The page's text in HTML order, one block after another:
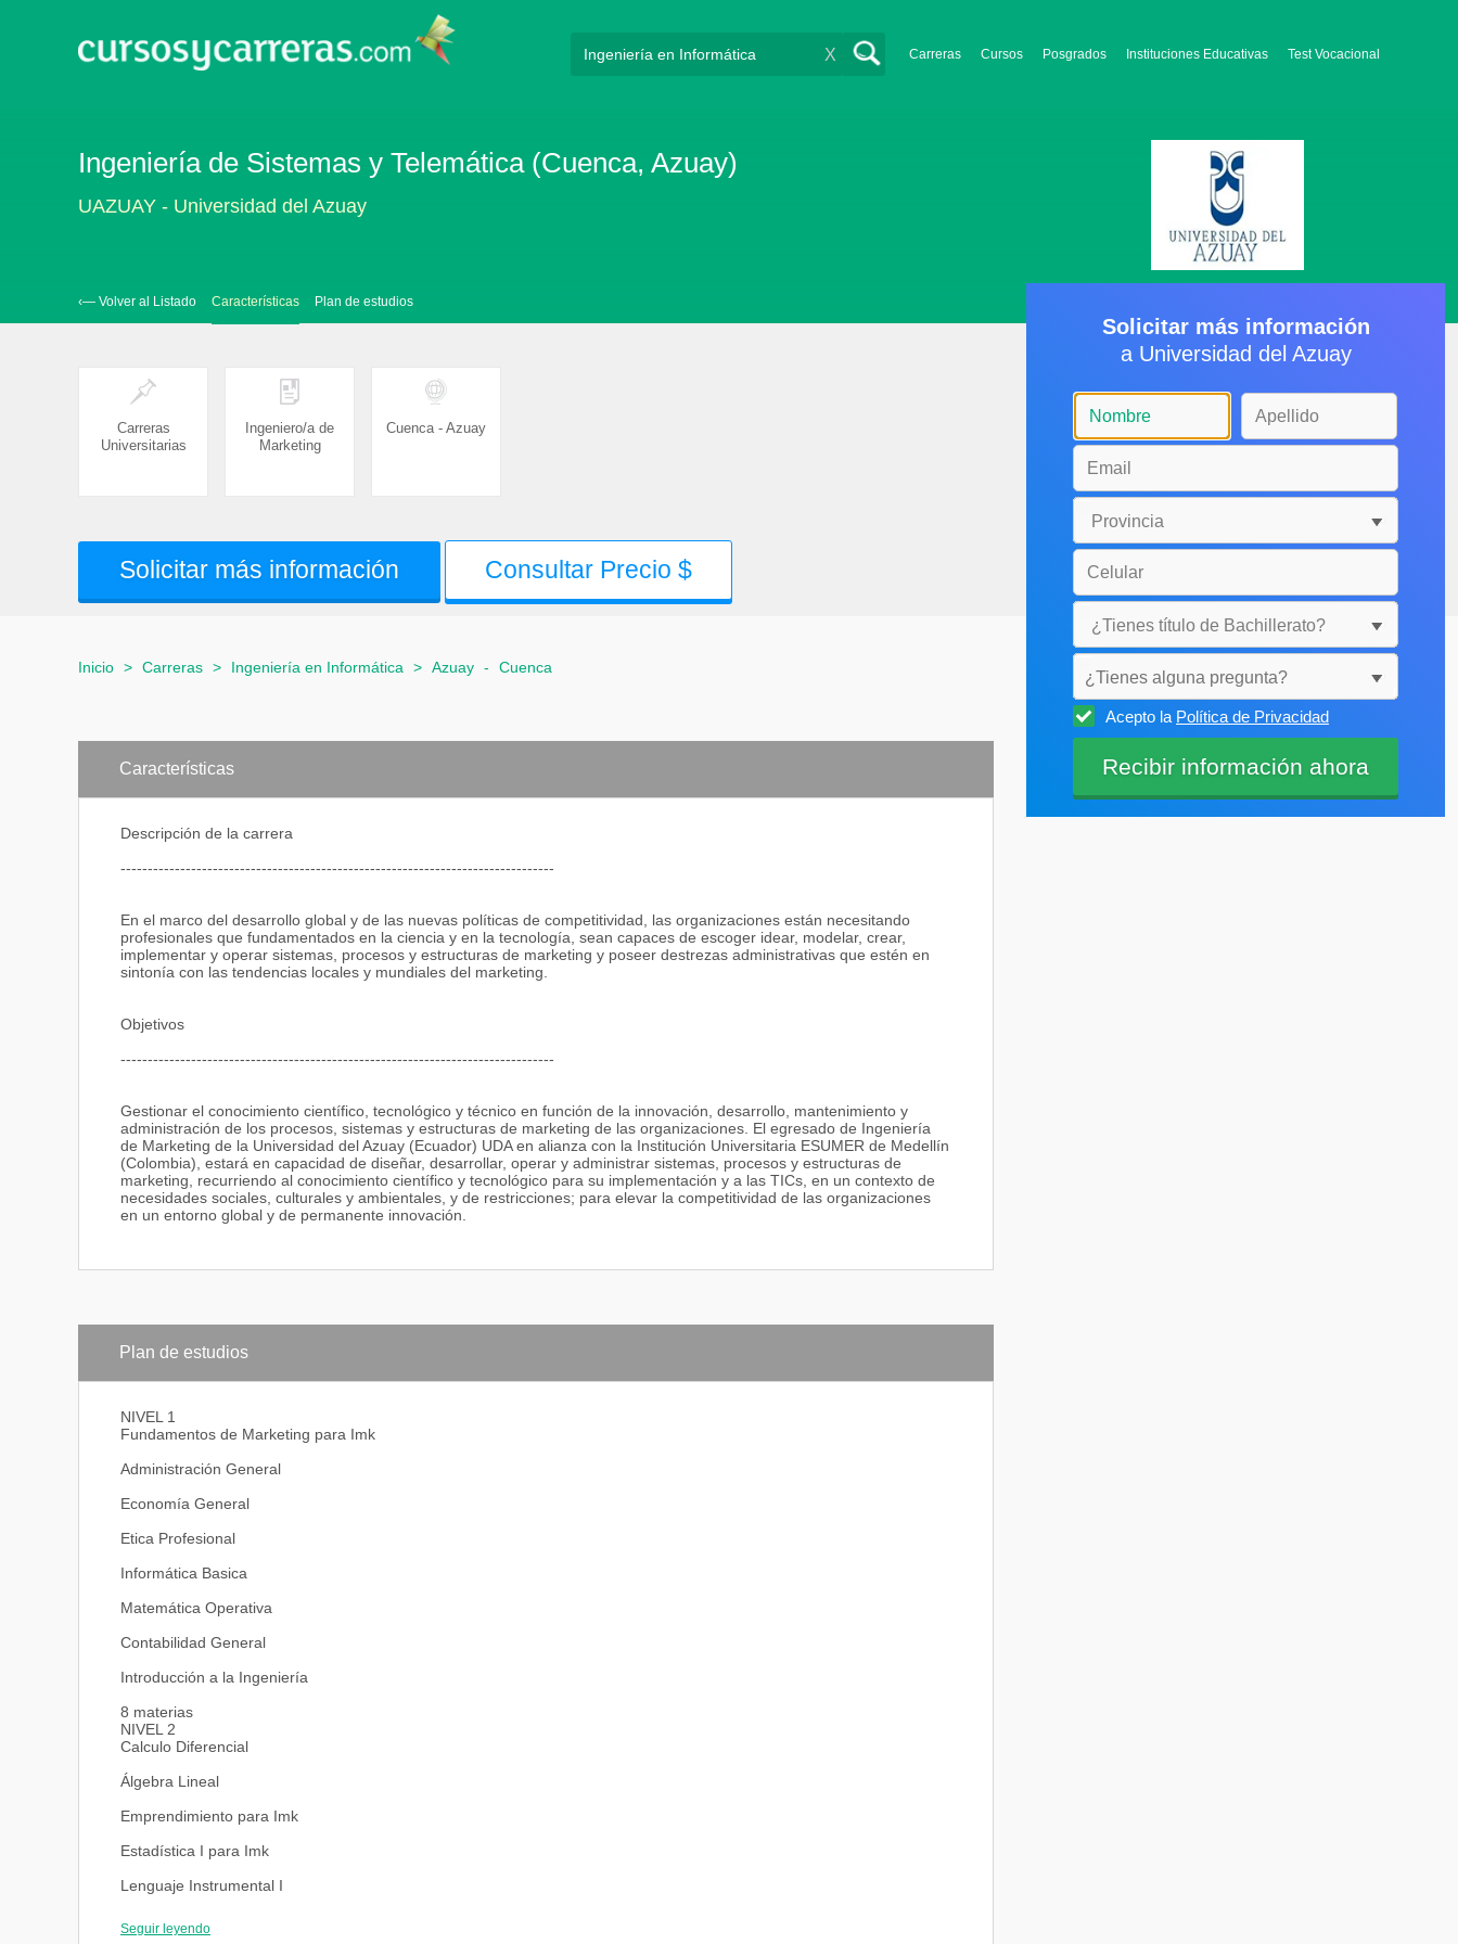
Carreras Cursos Posgrados Instituciones Educativas Test Vocacional
X
Ingeniería de Sistemas y Telemática (Cuenca, Azuay)
UAZUAY - Universidad del Azuay
‹— Volver al Listado Características Plan de estudios
Carreras
Universitarias
Ingeniero/a de
Marketing
Cuenca - Azuay
Solicitar más información Consultar Precio $
Inicio > Carreras > Ingeniería en Informática > Azuay - Cuenca
Características
Descripción de la carrera
--------------------------------------------------------------------------------
En el marco del desarrollo global y de las nuevas políticas de competitividad, las organizaciones están necesitando
profesionales que fundamentados en la ciencia y en la tecnología, sean capaces de escoger idear, modelar, crear,
implementar y operar sistemas, procesos y estructuras de marketing y poseer destrezas administrativas que estén en
sintonía con las tendencias locales y mundiales del marketing.
Objetivos
--------------------------------------------------------------------------------
Gestionar el conocimiento científico, tecnológico y técnico en función de la innovación, desarrollo, mantenimiento y
administración de los procesos, sistemas y estructuras de marketing de las organizaciones. El egresado de Ingeniería
de Marketing de la Universidad del Azuay (Ecuador) UDA en alianza con la Institución Universitaria ESUMER de Medellín
(Colombia), estará en capacidad de diseñar, desarrollar, operar y administrar sistemas, procesos y estructuras de
marketing, recurriendo al conocimiento científico y tecnológico para su implementación y a las TICs, en un contexto de
necesidades sociales, culturales y ambientales, y de restricciones; para elevar la competitividad de las organizaciones
en un entorno global y de permanente innovación.
Plan de estudios
NIVEL 1
Fundamentos de Marketing para Imk
Administración General
Economía General
Etica Profesional
Informática Basica
Matemática Operativa
Contabilidad General
Introducción a la Ingeniería
8 materias
NIVEL 2
Calculo Diferencial
Álgebra Lineal
Emprendimiento para Imk
Estadística I para Imk
Lenguaje Instrumental I
Economía de Empresas para Imk
Seguir leyendo
Solicitar más información
a Universidad del Azuay
¿Tienes alguna pregunta?
Selecciónala
Acepto la Política de Privacidad